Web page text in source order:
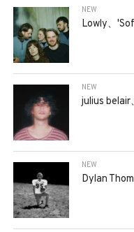
NEW
Lowly、
NEW
julius belair
NEW
Dylan